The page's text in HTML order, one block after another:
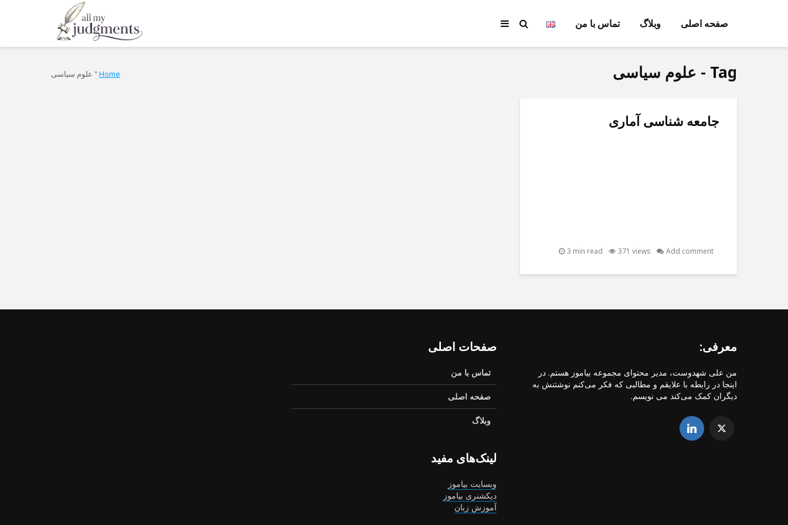
صفحه اصلی وبلاگ تماس با من
Tag - علوم سیاسی Home
" علوم سیاسی
جامعه شناسی آماری
Add comment
371 views
3 min read
معرفی:
من علی شهدوست، مدیر محتوای مجموعه بیاموز هستم. در
اینجا در رابطه با علایقم و مطالبی که فکر می‌کنم نوشتنش به
دیگران کمک می‌کند می نویسم.
صفحات اصلی
تماس با من
صفحه اصلی
وبلاگ
لینک‌های مفید
وبسایت بیاموز
دیکشنری بیاموز
آموزش زبان